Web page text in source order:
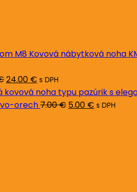
Kovová nábytková noha
Pôvodná
cena
bola:
24.00 € Aktuálna
cena
je:
s DPH
noha typu pazúrik s
orech7.00€ Pôvodná
5.00 € Aktuálna
s DPH